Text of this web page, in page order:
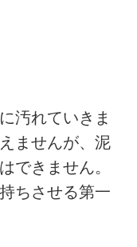
汚れていきま
ませんが、泥
できません。
ちさせる第一